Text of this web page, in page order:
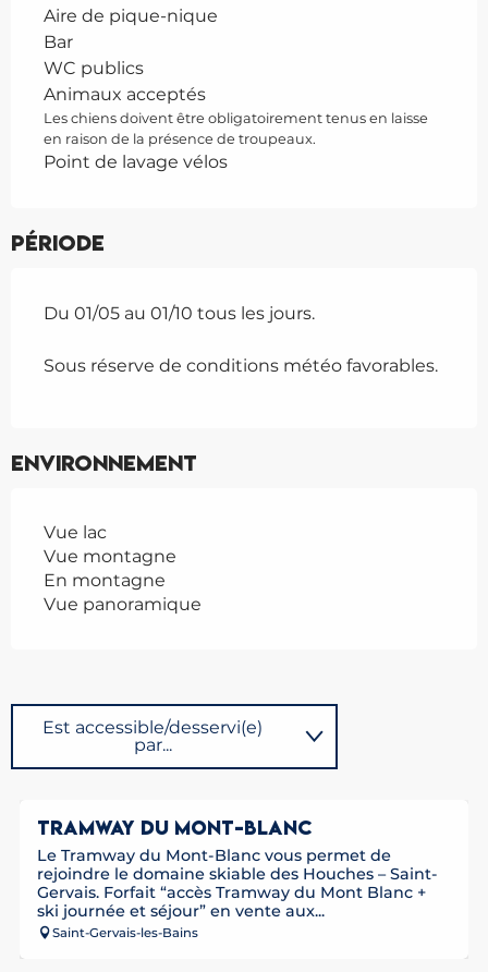
Aire de pique-nique
Bar
WC publics
Animaux acceptés
Les chiens doivent être obligatoirement tenus en laisse
en raison de la présence de troupeaux.
Point de lavage vélos
Période
Du 01/05 au 01/10 tous les jours.
Sous réserve de conditions météo favorables.
Environnement
Vue lac
Vue montagne
En montagne
Vue panoramique
Est accessible/desservi(e)
par...
Possède comme étape ...
TRAMWAY DU MONT-BLANC
Le Tramway du Mont-Blanc vous permet de
rejoindre le domaine skiable des Houches – Saint-
Gervais. Forfait “accès Tramway du Mont Blanc +
ski journée et séjour” en vente aux...
Saint-Gervais-les-Bains